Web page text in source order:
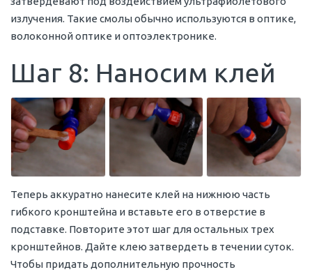
излучения. Такие смолы обычно используются в оптике,
волоконной оптике и оптоэлектронике.
Шаг 8: Наносим клей
Теперь аккуратно нанесите клей на нижнюю часть
гибкого кронштейна и вставьте его в отверстие в
подставке. Повторите этот шаг для остальных трех
кронштейнов. Дайте клею затвердеть в течении суток.
Чтобы придать дополнительную прочность